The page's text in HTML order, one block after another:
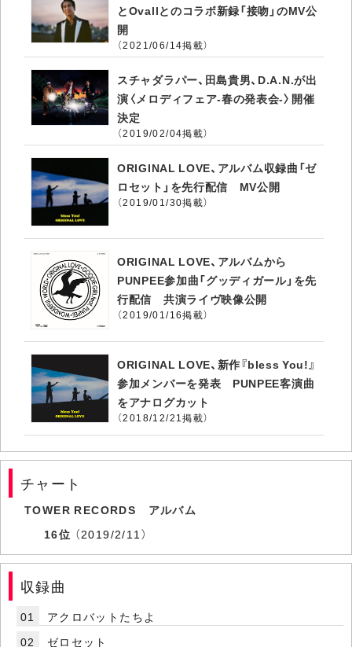
とOvallとのコラボ新録「接吻」のMV公
開
（2021/06/14掲載）
スチャダラパー、田島貴男、D.A.N.が出
演〈メロディフェア-春の発表会-〉開催
決定
（2019/02/04掲載）
ORIGINAL LOVE、アルバム収録曲「ゼ
ロセット」を先行配信 MV公開
（2019/01/30掲載）
ORIGINAL LOVE、アルバムから
PUNPEE参加曲「グッディガール」を先
行配信 共演ライヴ映像公開
（2019/01/16掲載）
ORIGINAL LOVE、新作『bless You!』
参加メンバーを発表 PUNPEE客演曲
をアナログカット
（2018/12/21掲載）
チャート
TOWER RECORDS アルバム
16位 （2019/2/11）
収録曲
01
アクロバットたちよ
02
ゼロセット